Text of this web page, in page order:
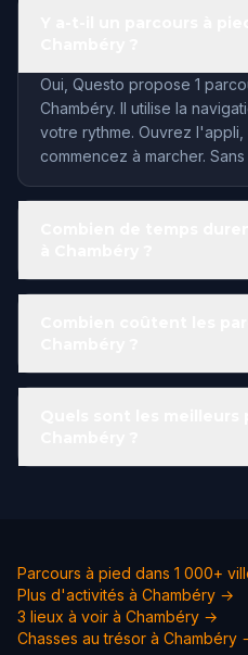
Oui, Questo propose 1
Chambéry. Il utilise la
votre rythme. Ouvrez
commencez à marcher.
Parcours à pied dans 1 000+
Plus d'activités à Chambéry →
3 lieux à voir à Chambéry →
Chasses au trésor à Chambéry